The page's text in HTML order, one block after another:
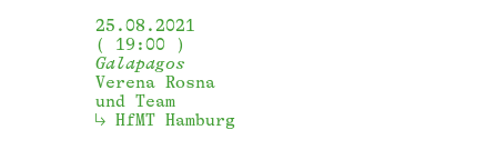
25.08.2021
19:00
Galapagos
Verena Rosna
und Team
HfMT Hamburg